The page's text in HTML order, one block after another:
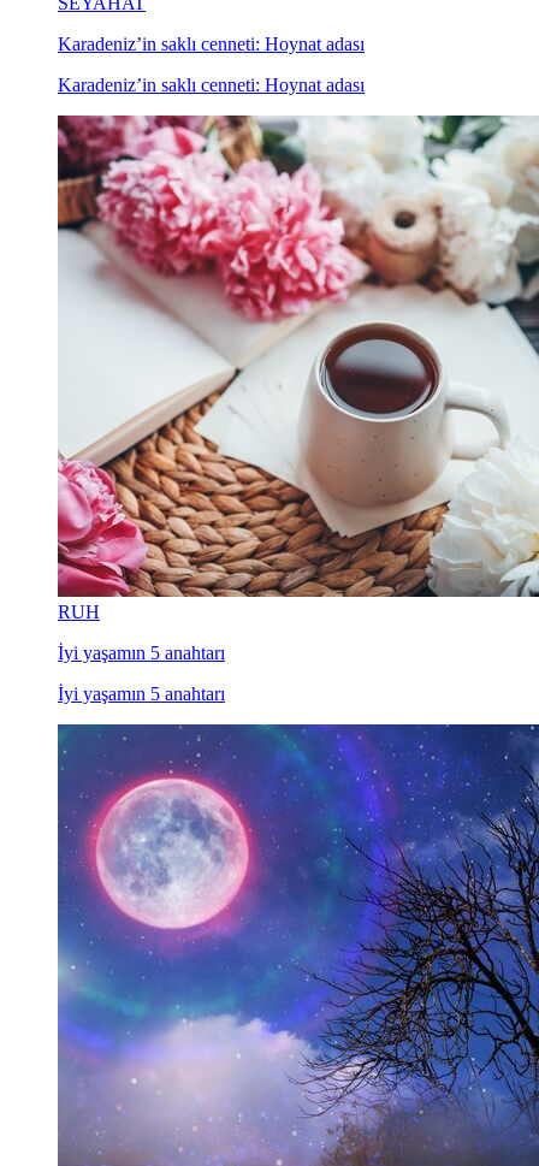
Karadeniz’in saklı cenneti: Hoynat adası
Karadeniz’in saklı cenneti: Hoynat adası
RUH
İyi yaşamın 5 anahtarı
İyi yaşamın 5 anahtarı